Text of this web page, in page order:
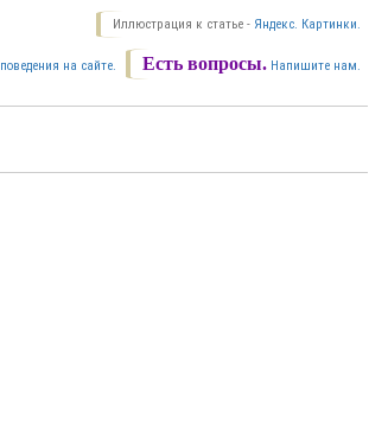
Иллюстрация к статье - Яндекс. Картинки.
Есть вопросы. Напишите нам.
поведения на сайте.